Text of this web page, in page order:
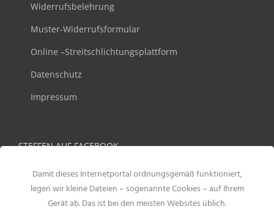
Widerrufsbelehrung
Muster-Widerrufsformular
Online –Streitschlichtungsplattform
Datenschutz
Impressum
STEFFEN AUF FACEBOOK
Damit dieses Internetportal ordnungsgemäß funktioniert,
legen wir kleine Dateien – sogenannte Cookies – auf Ihrem
Gerät ab. Das ist bei den meisten Websites üblich.